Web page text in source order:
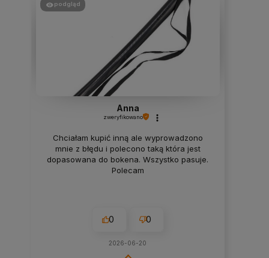
podgląd
Anna
zweryfikowano
Chciałam kupić inną ale wyprowadzono
mnie z błędu i polecono taką która jest
dopasowana do bokena. Wszystko pasuje.
Polecam
0 0
2026-06-20